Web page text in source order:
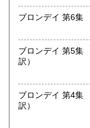
ブロンデイ 第5集 （チック・ヤング 著 ; ハセガワ・ユキオ
訳）
ブロンデイ 第4集 （チック・ヤング 著 ; ハセガワ・ユキオ
訳）